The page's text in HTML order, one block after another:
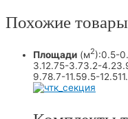
Похожие товары
Площади (м2):0.5-
3.12.75-3.73.2-4.2
9.78.7-11.59.5-12.5